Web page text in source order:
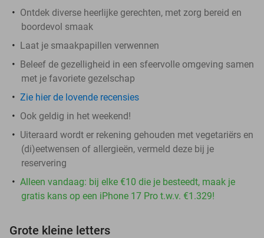
Ontdek diverse heerlijke gerechten, met zorg bereid en
boordevol smaak
Laat je smaakpapillen verwennen
Beleef de gezelligheid in een sfeervolle omgeving samen
met je favoriete gezelschap
Zie hier de lovende recensies
Ook geldig in het weekend!
Uiteraard wordt er rekening gehouden met vegetariërs en
(di)eetwensen of allergieën, vermeld deze bij je
reservering
Alleen vandaag: bij elke €10 die je besteedt, maak je
gratis kans op een iPhone 17 Pro t.w.v. €1.329!
Grote kleine letters